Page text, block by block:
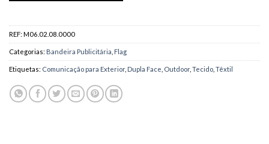
REF: M06.02.08.0000
Categorias: Bandeira Publicitária Flag
Etiquetas: Comunicação para Exterior, Dupla Face Outdoor, Tecido Têxtil